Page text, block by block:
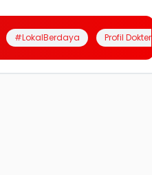
#LokalBerdaya Profil Dokter